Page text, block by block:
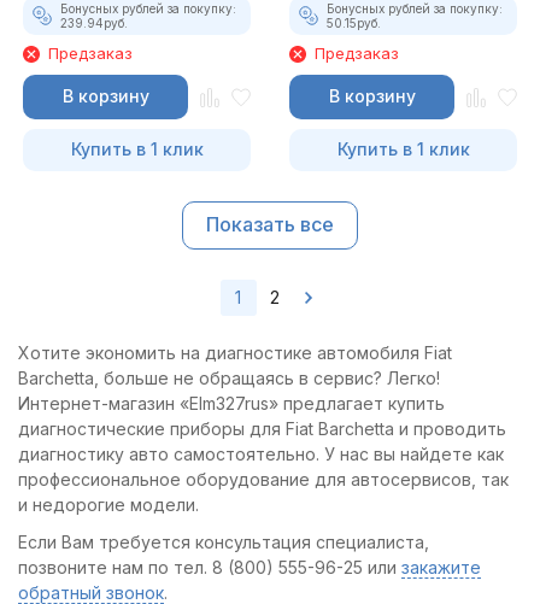
Бонусных рублей за покупку:
239.94руб.
Предзаказ
В корзину
Купить в 1 клик
Бонусных рублей за покупку:
50.15руб.
Предзаказ
В корзину
Купить в 1 клик
Показать все
1 2
Хотите экономить на диагностике автомобиля Fiat
Barchetta, больше не обращаясь в сервис? Легко!
Интернет-магазин «Elm327rus» предлагает купить
диагностические приборы для Fiat Barchetta и проводить
диагностику авто самостоятельно. У нас вы найдете как
профессиональное оборудование для автосервисов, так
и недорогие модели.
Если Вам требуется консультация специалиста,
позвоните нам по тел. 8 (800) 555-96-25 или закажите
обратный звонок.